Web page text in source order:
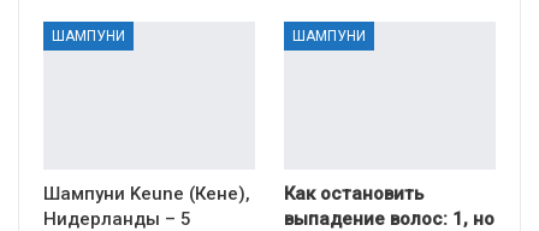
ШАМПУНИ
Шампуни Keune (Кене),
Нидерланды – 5
ШАМПУНИ
Как остановить
выпадение волос: 1, но